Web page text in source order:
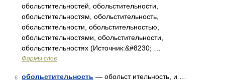
обольстительностей, обольстительности,
обольстительностям, обольстительность,
обольстительности, обольстительностью,
обольстительностями, обольстительности,
обольстительностях (Источник:&#8230; …
Формы слов
6 обольстительность — обольст ительность, и …